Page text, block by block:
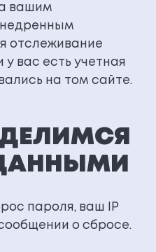
вашим
отслеживание
у вас есть учетная
на том сайте.
пароля, ваш IP
о сбросе.